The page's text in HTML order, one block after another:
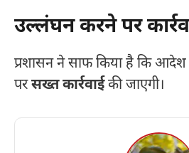
उल्लंघन करने पर
प्रशासन ने साफ किया है कि
परसख्त कार्रवाईकी जाएगी।